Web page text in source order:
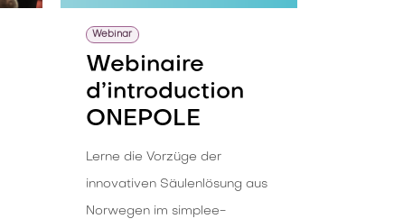
Webinar
Webinaire
d’introduction
ONEPOLE
Lerne die Vorzüge der
innovativen Säulenlösung aus
Norwegen im simplee-